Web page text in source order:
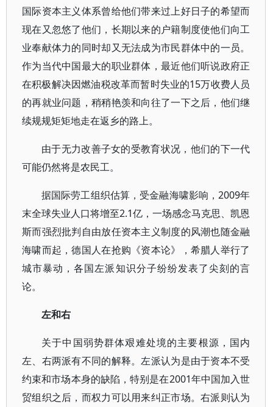
国际资本主义体系曾给他们带来过上好日子的希望而
现在又忽悠了他们，长期以来的户籍制度使他们向工
业奉献体力的同时却又无法成为市民群体中的一员。
作为当代中国最大的职业群体，最近他们听说政府正
在积极解决因燃油税改革而暂时失业的15万收费人员
的再就业问题，稍稍艳羡和向往了一下之后，他们继
续规规矩矩地走在返乡的路上。
由于无力改善子女的受教育状况，他们的下一代
可能仍然将是农民工。
据国际劳工组织估算，受金融海啸影响，2009年
末全球失业人口将增至2.1亿，一场感念马克思、凯恩
斯而强烈批判自由放任资本主义制度的风潮也随金融
海啸而起，德国人在抢购《资本论》，希腊人举行了
城市暴动，各国左派知识分子纷纷发表了尖刻的言
论。
左和右
关于中国弱势群体艰难处境的主要根源，国内
左、右两派有不同的解释。左派认为是由于资本不受
约束和市场本身的缺陷，特别是在2001年中国加入世
贸组织之后，而权力可以用来纠正市场。右派则认为